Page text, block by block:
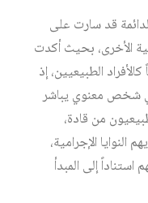
قد سارت على
الأخرى، بحيث أكدت
الطبيعيين، إذ
فهي شخص معنوي يباشر
من قادة،
الإجرامية،
استناداً إلى المبدأ